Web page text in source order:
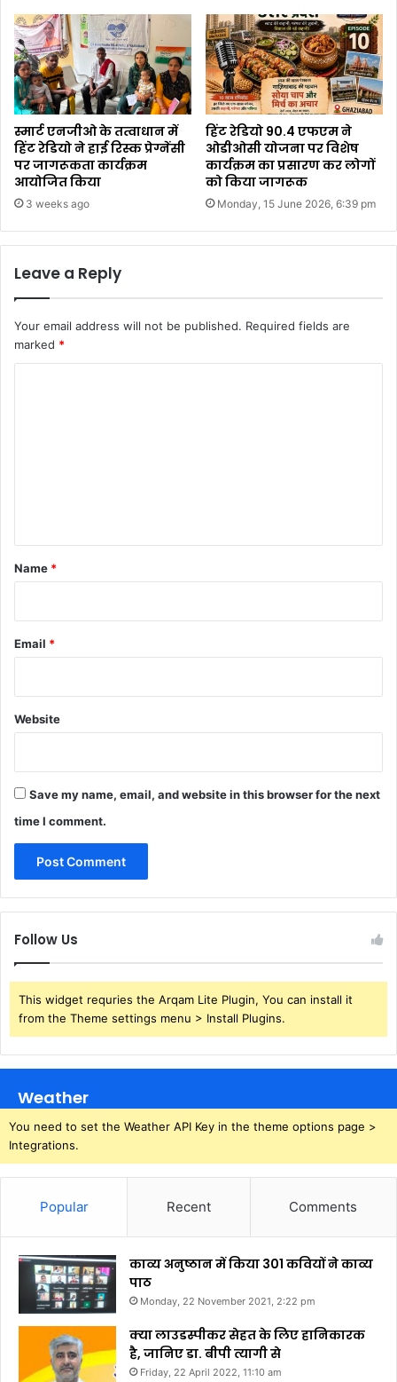
स्मार्ट एनजीओ के तत्वाधान में
हिंट रेडियो ने हाई रिस्क प्रेग्नेंसी
पर जागरूकता कार्यक्रम
आयोजित किया
3 weeks ago
हिंट रेडियो 90.4 एफएम ने
ओडीओसी योजना पर विशेष
कार्यक्रम का प्रसारण कर लोगों
को किया जागरूक
Monday, 15 June 2026, 6:39 pm
Leave a Reply
Your email address will not be published. Required fields are
marked *
*
Name *
Email *
Website
Save my name, email, and website in this browser for the next
time I comment.
Follow Us
This widget requries the Arqam Lite Plugin, You can install it
from the Theme settings menu > Install Plugins.
Weather
You need to set the Weather API Key in the theme options page >
Integrations.
Popular Recent Comments
काव्य अनुष्ठान में किया 301 कवियों ने काव्य
पाठ
Monday, 22 November 2021, 2:22 pm
क्या लाउडस्पीकर सेहत के लिए हानिकारक
है, जानिए डा. बीपी त्यागी से
Friday, 22 April 2022, 11:10 am